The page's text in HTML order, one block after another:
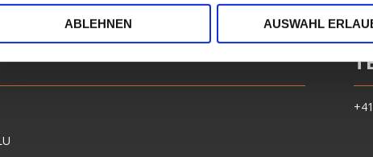
ABLEHNEN AUSWAHL